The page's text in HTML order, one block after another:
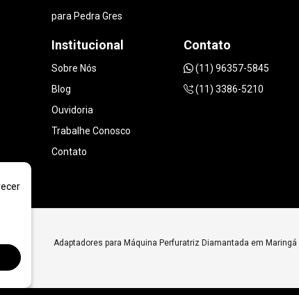
para Pedra Gres
Institucional
Sobre Nós
Blog
Ouvidoria
Trabalhe Conosco
Contato
Contato
(11) 96357-5845
(11) 3386-5210
Adaptadores para Máquina Perfuratriz Diamantada em Maringá